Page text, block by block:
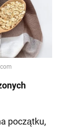
początku,